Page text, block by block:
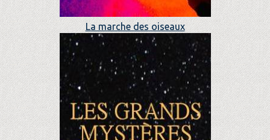
La marche des oiseaux